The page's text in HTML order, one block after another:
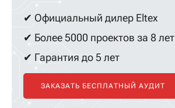
✔ Официальный дилер Eltex
✔ Более 5000 проектов за 8 лет
✔ Гарантия до 5 лет
ЗАКАЗАТЬ БЕСПЛАТНЫЙ АУДИТ